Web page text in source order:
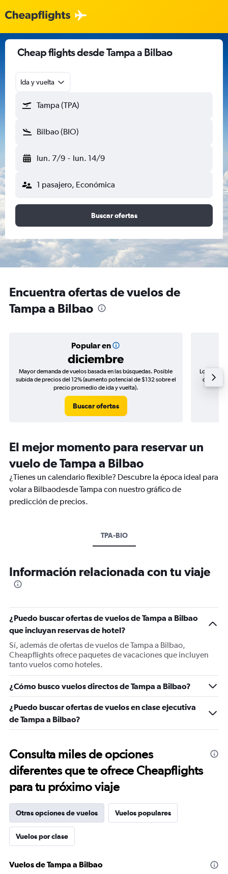
Cheap flights desde Tampa a Bilbao
Ida y vuelta
Tampa (TPA)
Bilbao (BIO)
lun. 7/9 - lun. 14/9
1 pasajero, Económica
Buscar ofertas
Encuentra ofertas de vuelos de
Tampa a Bilbao
Popular en
diciembre
Mayor demanda de vuelos basada en las búsquedas. Posible
subida de precios del 12% (aumento potencial de $132 sobre el
precio promedio de ida y vuelta).
Buscar ofertas
Los
de
El mejor momento para reservar un
vuelo de Tampa a Bilbao
¿Tienes un calendario flexible? Descubre la época ideal para
volar a Bilbaodesde Tampa con nuestro gráfico de
predicción de precios.
TPA-BIO
Información relacionada con tu viaje
¿Puedo buscar ofertas de vuelos de Tampa a Bilbao
que incluyan reservas de hotel?
Sí, además de ofertas de vuelos de Tampa a Bilbao,
Cheapflights ofrece paquetes de vacaciones que incluyen
tanto vuelos como hoteles.
¿Cómo busco vuelos directos de Tampa a Bilbao?
¿Puedo buscar ofertas de vuelos en clase ejecutiva
de Tampa a Bilbao?
Consulta miles de opciones
diferentes que te ofrece Cheapflights
para tu próximo viaje
Otras opciones de vuelos Vuelos populares
Vuelos por clase
Vuelos de Tampa a Bilbao